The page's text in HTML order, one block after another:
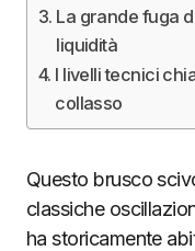
La grande fuga
liquidità
I livelli tecnici
collasso
Questo brusco
classiche
ha storicamente